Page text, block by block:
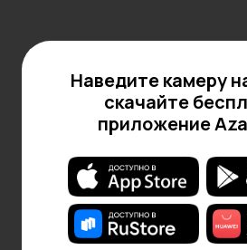
Наведите камеру
скачайте
приложение